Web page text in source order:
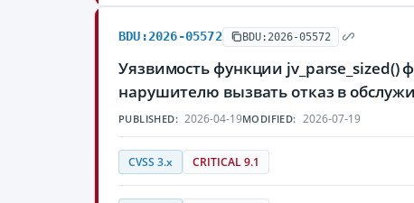
BDU:2026-05572 BDU:2026-05572
Уязвимость функции
нарушителю вызвать отказ в
PUBLISHED: 2026-04-19MODIFIED: 2026-07-19
CVSS 3.x CRITICAL 9.1